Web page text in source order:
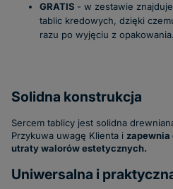
GRATIS - w zestawie
tablic kredowych, dzięki
razu po wyjęciu z opakowania.
Solidna konstrukcja
Sercem tablicy jest solidna
Przykuwa uwagę Klienta i zapewnia
utraty walorów estetycznych.
Uniwersalna i